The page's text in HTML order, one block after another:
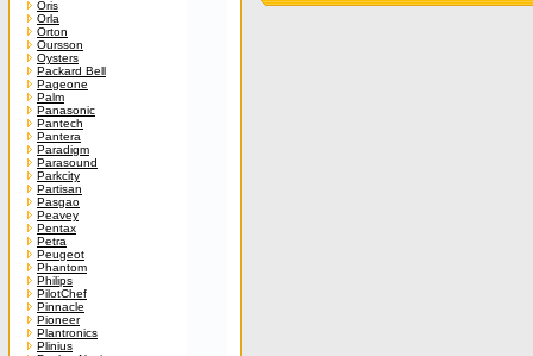
Oris
Orla
Orton
Oursson
Oysters
Packard Bell
Pageone
Palm
Panasonic
Pantech
Pantera
Paradigm
Parasound
Parkcity
Partisan
Pasgao
Peavey
Pentax
Petra
Peugeot
Phantom
Philips
PilotChef
Pinnacle
Pioneer
Plantronics
Plinius